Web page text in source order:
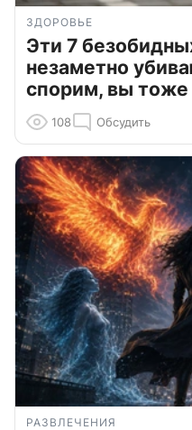
ЗДОРОВЬЕ
Эти 7
незаметно
спорим, вы тоже
108 Обсудить
РАЗВЛЕЧЕНИЯ